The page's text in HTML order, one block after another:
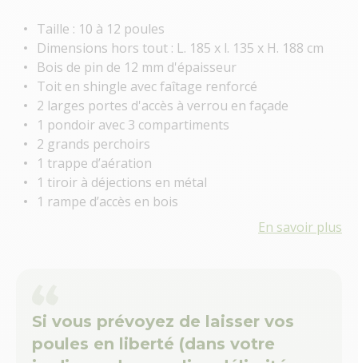
Taille : 10 à 12 poules
Dimensions hors tout : L. 185 x l. 135 x H. 188 cm
Bois de pin de 12 mm d'épaisseur
Toit en shingle avec faîtage renforcé
2 larges portes d'accès à verrou en façade
1 pondoir avec 3 compartiments
2 grands perchoirs
1 trappe d’aération
1 tiroir à déjections en métal
1 rampe d’accès en bois
En savoir plus
Si vous prévoyez de laisser vos
poules en liberté (dans votre